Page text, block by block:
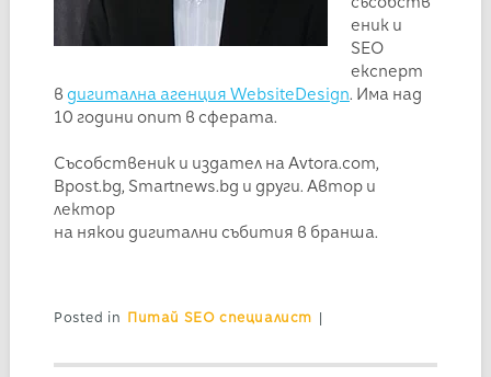
еник и
SEO
експерт
в дигитална агенция WebsiteDesign. Има над
10 години опит в сферата.
Съсобственик и издател на Avtora.com,
Bpost.bg, Smartnews.bg и други. Автор и
лектор
на някои дигитални събития в бранша.
Posted in Питай SEO специалист |